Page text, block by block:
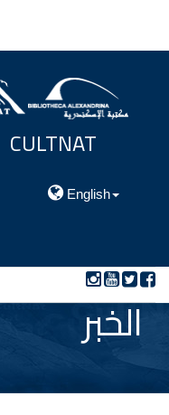
CULTNAT
English
الخبر